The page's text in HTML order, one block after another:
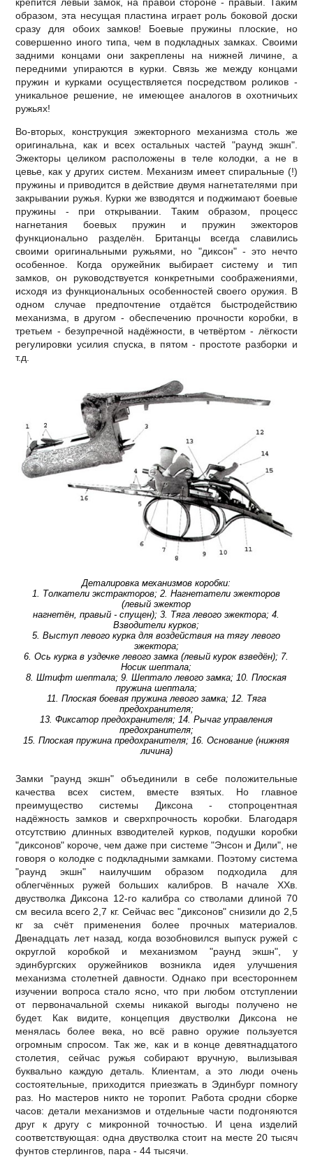
образом, эта несущая пластина играет роль боковой доски
сразу для обоих замков! Боевые пружины плоские, но
совершенно иного типа, чем в подкладных замках. Своими
задними концами они закреплены на нижней личине, а
передними упираются в курки. Связь же между концами
пружин и курками осуществляется посредством роликов -
уникальное решение, не имеющее аналогов в охотничьих
ружьях!
Во-вторых, конструкция эжекторного механизма столь же
оригинальна, как и всех остальных частей "раунд экшн".
Эжекторы целиком расположены в теле колодки, а не в
цевье, как у других систем. Механизм имеет спиральные (!)
пружины и приводится в действие двумя нагнетателями при
закрывании ружья. Курки же взводятся и поджимают боевые
пружины - при открывании. Таким образом, процесс
нагнетания боевых пружин и пружин эжекторов
функционально разделён. Британцы всегда славились
своими оригинальными ружьями, но "диксон" - это нечто
особенное. Когда оружейник выбирает систему и тип
замков, он руководствуется конкретными соображениями,
исходя из функциональных особенностей своего оружия. В
одном случае предпочтение отдаётся быстродействию
механизма, в другом - обеспечению прочности коробки, в
третьем - безупречной надёжности, в четвёртом - лёгкости
регулировки усилия спуска, в пятом - простоте разборки и
т.д.
Деталировка механизмов коробки:
1. Толкатели экстракторов; 2. Нагнетатели эжекторов
(левый эжектор
нагнетён, правый - спущен); 3. Тяга левого эжектора; 4.
Взводители курков;
5. Выступ левого курка для воздействия на тягу левого
эжектора;
6. Ось курка в уздечке левого замка (левый курок взведён); 7.
Носик шептала;
8. Штифт шептала; 9. Шептало левого замка; 10. Плоская
пружина шептала;
11. Плоская боевая пружина левого замка; 12. Тяга
предохранителя;
13. Фиксатор предохранителя; 14. Рычаг управления
предохранителя;
15. Плоская пружина предохранителя; 16. Основание (нижняя
личина)
Замки "раунд экшн" объединили в себе положительные
качества всех систем, вместе взятых. Но главное
преимущество системы Диксона - стопроцентная
надёжность замков и сверхпрочность коробки. Благодаря
отсутствию длинных взводителей курков, подушки коробки
"диксонов" короче, чем даже при системе "Энсон и Дили", не
говоря о колодке с подкладными замками. Поэтому система
"раунд экшн" наилучшим образом подходила для
облегчённых ружей больших калибров. В начале XXв.
двустволка Диксона 12-го калибра со стволами длиной 70
см весила всего 2,7 кг. Сейчас вес "диксонов" снизили до 2,5
кг за счёт применения более прочных материалов.
Двенадцать лет назад, когда возобновился выпуск ружей с
округлой коробкой и механизмом "раунд экшн", у
эдинбургских оружейников возникла идея улучшения
механизма столетней давности. Однако при всестороннем
изучении вопроса стало ясно, что при любом отступлении
от первоначальной схемы никакой выгоды получено не
будет. Как видите, концепция двустволки Диксона не
менялась более века, но всё равно оружие пользуется
огромным спросом. Так же, как и в конце девятнадцатого
столетия, сейчас ружья собирают вручную, вылизывая
буквально каждую деталь. Клиентам, а это люди очень
состоятельные, приходится приезжать в Эдинбург помногу
раз. Но мастеров никто не торопит. Работа сродни сборке
часов: детали механизмов и отдельные части подгоняются
друг к другу с микронной точностью. И цена изделий
соответствующая: одна двустволка стоит на месте 20 тысяч
фунтов стерлингов, пара - 44 тысячи.